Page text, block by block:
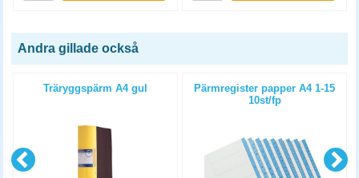
Andra gillade också
Träryggspärm A4 gul
Pärmregister papper A4 1-15
10st/fp